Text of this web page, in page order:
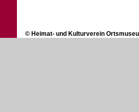
© Heimat- und Kulturverein